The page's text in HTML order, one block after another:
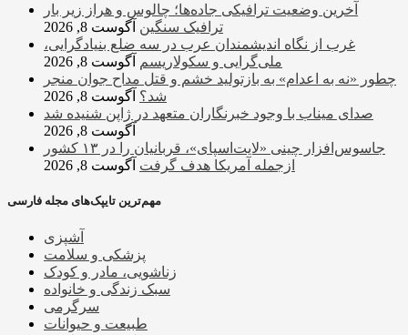
آخرین وضعیت ترافیکی جاده‌ها؛ چالوس و هراز زیر بار
ترافیک سنگین آگوست 8, 2026
غرب از نگاه اندیشمندان عرب در سه ضلع بنیادگرایی،
ملی‌گرایی و سکولاریسم آگوست 8, 2026
چطور «نه به اعدام» به بازتولید خشم و قتل مداح جوان منجر
شد؟ آگوست 8, 2026
صدای میناب با وجود خبرنگاران متعهد در ژاپن شنیده شد
آگوست 8, 2026
جاسوس‌افزار چینی «لایت‌اسپای»، قربانیان را در ۱۳ کشور
ازجمله آمریکا هدف گرفت آگوست 8, 2026
مهم‌ترین تایپک‌های مجله فارسی
آشپزی
پزشکی و سلامت
زناشویی، مادر و کودک
سبک زندگی و خانواده
سرگرمی
طبیعت و حیوانات